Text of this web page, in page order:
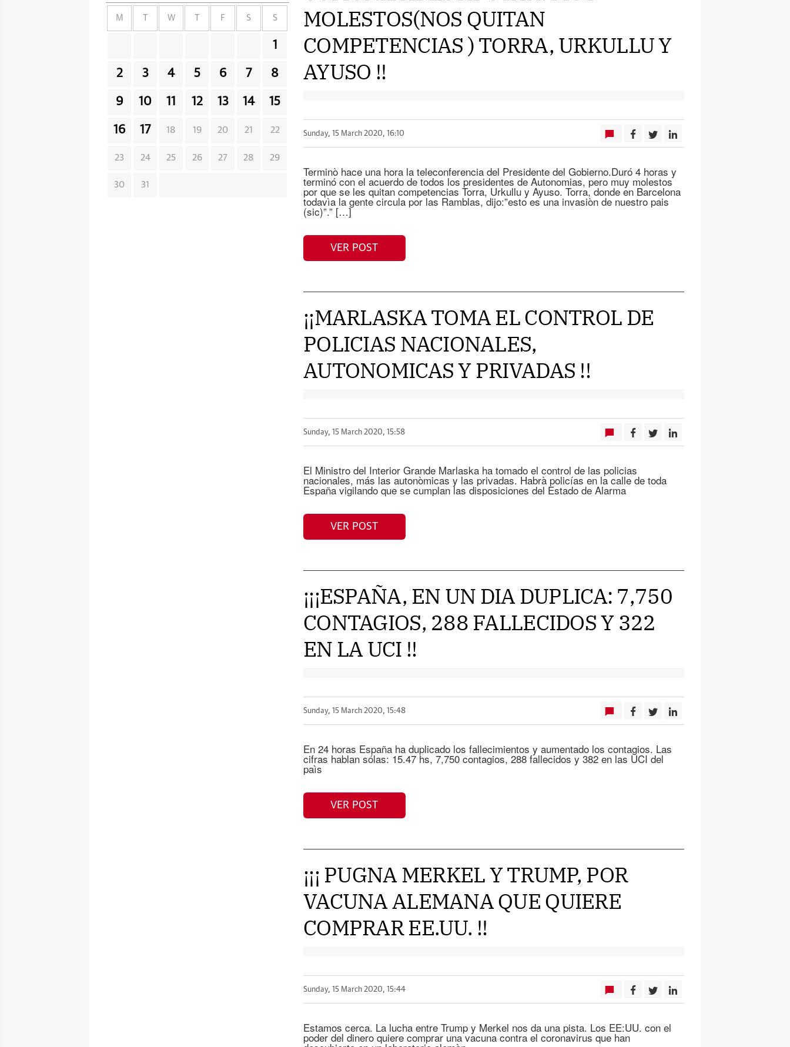
MOLESTOS(NOS QUITAN
COMPETENCIAS ) TORRA, URKULLU Y
AYUSO !!
Sunday, 15 March 2020, 16:10
Terminò hace una hora la teleconferencia del Presidente del Gobierno.Duró 4 horas y
terminó con el acuerdo de todos los presidentes de Autonomias, pero muy molestos
por que se les quitan competencias Torra, Urkullu y Ayuso. Torra, donde en Barcelona
todavìa la gente circula por las Ramblas, dijo:”esto es una invasiòn de nuestro pais
(sic)”.” […]
VER POST
¡¡MARLASKA TOMA EL CONTROL DE
POLICIAS NACIONALES,
AUTONOMICAS Y PRIVADAS !!
Sunday, 15 March 2020, 15:58
El Ministro del Interior Grande Marlaska ha tomado el control de las policias
nacionales, más las autonòmicas y las privadas. Habrà policías en la calle de toda
España vigilando que se cumplan las disposiciones del Estado de Alarma
VER POST
¡¡¡ESPAÑA, EN UN DIA DUPLICA: 7,750
CONTAGIOS, 288 FALLECIDOS Y 322
EN LA UCI !!
Sunday, 15 March 2020, 15:48
En 24 horas España ha duplicado los fallecimientos y aumentado los contagios. Las
cifras hablan sólas: 15.47 hs, 7,750 contagios, 288 fallecidos y 382 en las UCI del
paìs
VER POST
¡¡¡ PUGNA MERKEL Y TRUMP, POR
VACUNA ALEMANA QUE QUIERE
COMPRAR EE.UU. !!
Sunday, 15 March 2020, 15:44
Estamos cerca. La lucha entre Trump y Merkel nos da una pista. Los EE:UU. con el
poder del dinero quiere comprar una vacuna contra el coronavirus que han
M W F S S
1
2 3 4 5 6 7 8
9 10 11 12 13 14 15
16 17 18 19 20 21 22
23 24 25 26 27 28 29
30 31